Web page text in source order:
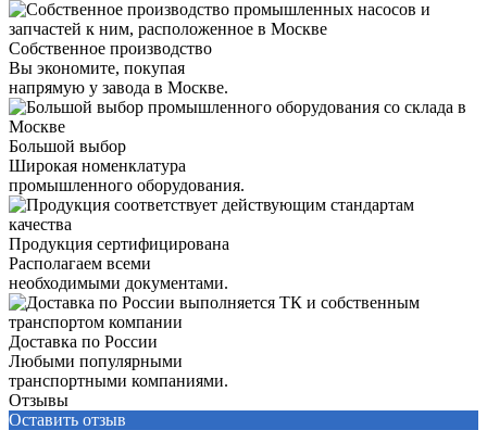
Собственное производство
Вы экономите, покупая
напрямую у завода в Москве.
Большой выбор
Широкая номенклатура
промышленного оборудования.
Продукция сертифицирована
Располагаем всеми
необходимыми документами.
Доставка по России
Любыми популярными
транспортными компаниями.
Отзывы
Оставить отзыв